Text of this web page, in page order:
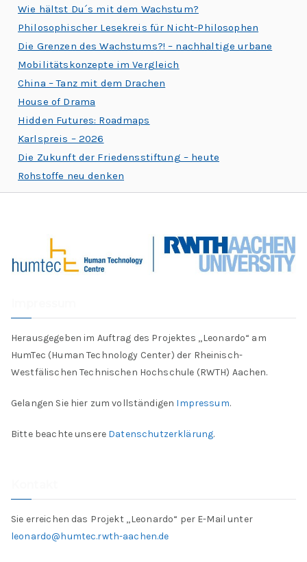
Wie hältst Du´s mit dem Wachstum?
Philosophischer Lesekreis für Nicht-Philosophen
Die Grenzen des Wachstums?! – nachhaltige urbane
Mobilitätskonzepte im Vergleich
China – Tanz mit dem Drachen
House of Drama
Hidden Futures: Roadmaps
Karlspreis – 2026
Die Zukunft der Friedensstiftung – heute
Rohstoffe neu denken
Herausgegeben im Auftrag des Projektes „Leonardo“ am
HumTec (Human Technology Center) der Rheinisch-
Westfälischen Technischen Hochschule (RWTH) Aachen.
Gelangen Sie hier zum vollständigen Impressum.
Bitte beachte unsere Datenschutzerklärung.
Sie erreichen das Projekt „Leonardo“ per E-Mail unter
leonardo@humtec.rwth-aachen.de